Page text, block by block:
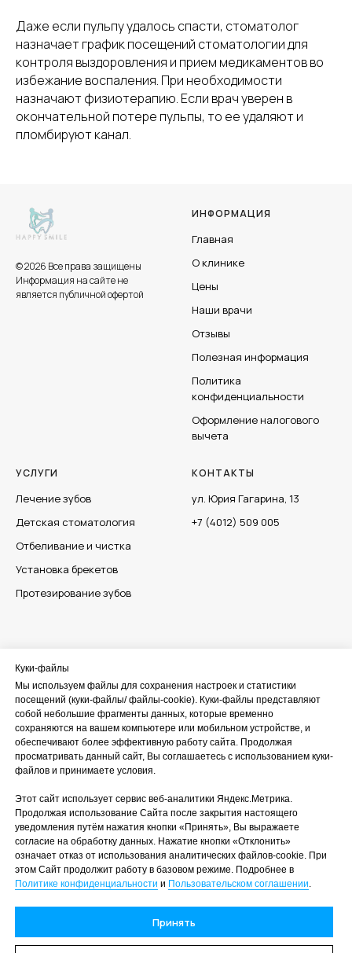
Куки-файлы
Мы используем файлы для сохранения настроек и статистики
посещений (куки‑файлы/ файлы-cookie). Куки‑файлы представляют
собой небольшие фрагменты данных, которые временно
сохраняются на вашем компьютере или мобильном устройстве, и
обеспечивают более эффективную работу сайта. Продолжая
просматривать данный сайт, Вы соглашаетесь с использованием куки-
файлов и принимаете условия.
Этот сайт использует сервис веб-аналитики Яндекс.Метрика.
Продолжая использование Сайта после закрытия настоящего
уведомления путём нажатия кнопки «Принять», Вы выражаете
согласие на обработку данных. Нажатие кнопки «Отклонить»
означает отказ от использования аналитических файлов-cookie. При
этом Сайт продолжит работу в базовом режиме. Подробнее в
Политике конфиденциальности и Пользовательском соглашении
Принять
Даже если пульпу удалось спасти, стоматолог
назначает график посещений стоматологии для
контроля выздоровления и прием медикаментов во
избежание воспаления. При необходимости
назначают физиотерапию. Если врач уверен в
окончательной потере пульпы, то ее удаляют и
пломбируют канал.
© 2026 Все права защищены
Информация на сайте не
является публичной офертой
ИНФОРМАЦИЯ
Главная
О клинике
Цены
Наши врачи
Отзывы
Полезная информация
Политика
конфиденциальности
Оформление налогового
вычета
УСЛУГИ
Лечение зубов
Детская стоматология
Отбеливание и чистка
Установка брекетов
Протезирование зубов
КОНТАКТЫ
ул. Юрия Гагарина, 13
+7 (4012) 509 005
Управление федеральной службы по надзору в сфере
защиты прав потребителей и благополучия человека
Территориальный фонд обязательного медицинского
страхования
Управление Росздравнадзора по Калининградской
области
Министерство здравоохранения Калининградской
области